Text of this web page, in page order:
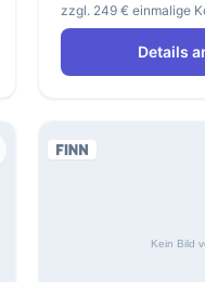
zzgl. 249 € einmalige
Details